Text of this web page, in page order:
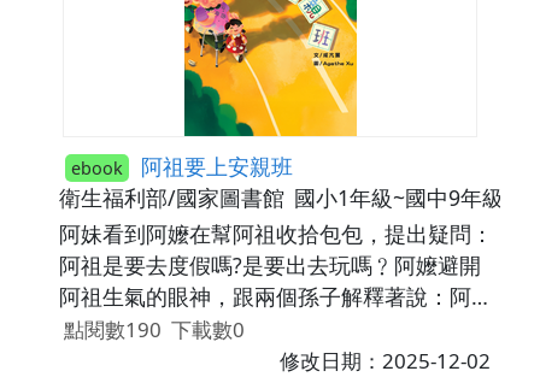
ebook 阿祖要上安親班
衛生福利部/國家圖書館 國小1年級~國中9年級
阿妹看到阿嬤在幫阿祖收拾包包，提出疑問：
阿祖是要去度假嗎?是要出去玩嗎﹖阿嬤避開
阿祖生氣的眼神，跟兩個孫子解釋著說：阿祖
要去安親班！沒想到老人也有安親班，阿祖有
點緊張，不是很願意，爸爸拿起桌上社工阿姨
點閱數190 下載數0
修改日期：2025-12-02